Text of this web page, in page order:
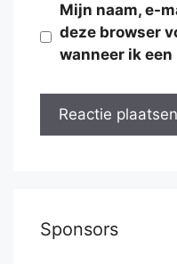
Mijn naam, e-
deze browser
wanneer ik
Sponsors